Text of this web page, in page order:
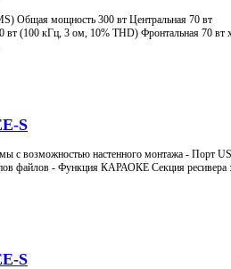
Общая мощность 300 вт Центральная 70 вт
(100 кГц, 3 ом, 10% THD) Фронтальная 70 вт
S
с возможностью настенного монтажа - Порт
файлов - Функция КАРАОКЕ Секция ресивера
S